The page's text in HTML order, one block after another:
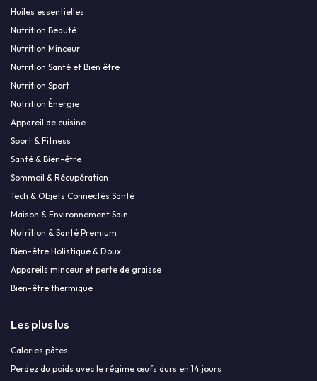
Huiles essentielles
Nutrition Beauté
Nutrition Minceur
Nutrition Santé et Bien être
Nutrition Sport
Nutrition Énergie
Appareil de cuisine
Sport & Fitness
Santé & Bien-être
Sommeil & Récupération
Tech & Objets Connectés Santé
Maison & Environnement Sain
Nutrition & Santé Premium
Bien-être Holistique & Doux
Appareils minceur et perte de graisse
Bien-être thermique
Les plus lus
Calories pâtes
Perdez du poids avec le régime œufs durs en 14 jours